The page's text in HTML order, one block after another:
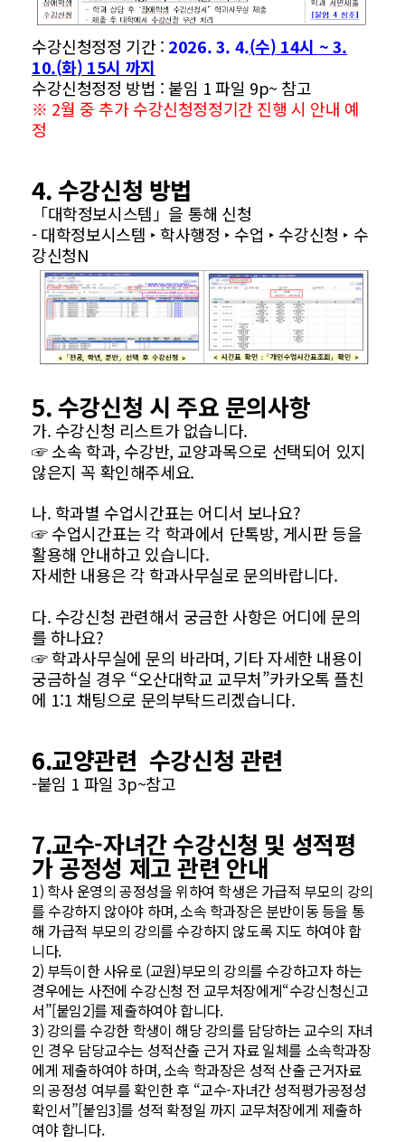
수강신청정정 기간 : 2026. 3. 4.(수) 14시 ~ 3.
10.(화) 15시 까지
수강신청정정 방법 : 붙임 1 파일 9p~ 참고
※ 2월 중 추가 수강신청정정기간 진행 시 안내 예
정
4. 수강신청 방법
「대학정보시스템」을 통해 신청
- 대학정보시스템 ‣ 학사행정 ‣ 수업 ‣ 수강신청 ‣ 수
강신청N
5. 수강신청 시 주요 문의사항
가. 수강신청 리스트가 없습니다.
☞ 소속 학과, 수강반, 교양과목으로 선택되어 있지
않은지 꼭 확인해주세요.
나. 학과별 수업시간표는 어디서 보나요?
☞ 수업시간표는 각 학과에서 단톡방, 게시판 등을
활용해 안내하고 있습니다.
자세한 내용은 각 학과사무실로 문의바랍니다.
다. 수강신청 관련해서 궁금한 사항은 어디에 문의
를 하나요?
☞ 학과사무실에 문의 바라며, 기타 자세한 내용이
궁금하실 경우 “오산대학교 교무처”카카오톡 플친
에 1:1 채팅으로 문의부탁드리겠습니다.
6.교양관련 수강신청 관련
-붙임 1 파일 3p~참고
7.교수-자녀간 수강신청 및 성적평
가 공정성 제고 관련 안내
1) 학사 운영의 공정성을 위하여 학생은 가급적 부모의 강의
를 수강하지 않아야 하며, 소속 학과장은 분반이동 등을 통
해 가급적 부모의 강의를 수강하지 않도록 지도 하여야 합
니다.
2) 부득이한 사유로 (교원)부모의 강의를 수강하고자 하는
경우에는 사전에 수강신청 전 교무처장에게“수강신청신고
서”[붙임2]를 제출하여야 합니다.
3) 강의를 수강한 학생이 해당 강의를 담당하는 교수의 자녀
인 경우 담당교수는 성적산출 근거 자료 일체를 소속학과장
에게 제출하여야 하며, 소속 학과장은 성적 산출 근거자료
의 공정성 여부를 확인한 후 “교수-자녀간 성적평가공정성
확인서”[붙임3]를 성적 확정일 까지 교무처장에게 제출하
여야 합니다.